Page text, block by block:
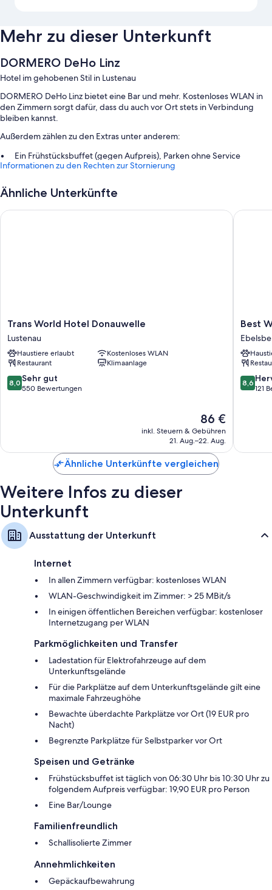
Mehr zu dieser Unterkunft
DORMERO DeHo Linz
Hotel im gehobenen Stil in Lustenau
DORMERO DeHo Linz bietet eine Bar und mehr. Kostenloses WLAN in
den Zimmern sorgt dafür, dass du auch vor Ort stets in Verbindung
bleiben kannst.
Außerdem zählen zu den Extras unter anderem:
Ein Frühstücksbuffet (gegen Aufpreis), Parken ohne Service
(kostenpflichtig) und eine Ladestation für Elektroautos
Rauchverbot in der Unterkunft
Informationen zu den Rechten zur Stornierung
Ähnliche Unterkünfte
Trans
World
Hotel
Donauwelle
Lustenau
Trans World Hotel Donauwelle
Lustenau
Haustiere erlaubt
Kostenloses WLAN
Restaurant
Klimaanlage
8.0
von
8,0 Sehr gut
550 Bewertungen
Der
Preis
beträgt
86 €
inkl. Steuern & Gebühren
21. Aug.–22. Aug.
Trans World Hotel Donauwelle
Best
Western
Hotel
Linz
Best
8.6
von
8,6
121
Best
Ähnliche Unterkünfte vergleichen
Weitere Infos zu dieser
Unterkunft
Ausstattung der Unterkunft
Internet
In allen Zimmern verfügbar: kostenloses WLAN
WLAN-Geschwindigkeit im Zimmer: > 25 MBit/s
In einigen öffentlichen Bereichen verfügbar: kostenloser
Internetzugang per WLAN
Parkmöglichkeiten und Transfer
Ladestation für Elektrofahrzeuge auf dem
Unterkunftsgelände
Für die Parkplätze auf dem Unterkunftsgelände gilt eine
maximale Fahrzeughöhe
Bewachte überdachte Parkplätze vor Ort (19 EUR pro
Nacht)
Begrenzte Parkplätze für Selbstparker vor Ort
Speisen und Getränke
Frühstücksbuffet ist täglich von 06:30 Uhr bis 10:30 Uhr zu
folgendem Aufpreis verfügbar: 19,90 EUR pro Person
Eine Bar/Lounge
Familienfreundlich
Schallisolierte Zimmer
Annehmlichkeiten
Gepäckaufbewahrung